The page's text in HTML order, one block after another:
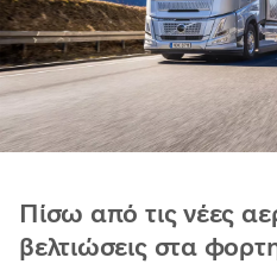
Πίσω από τις νέες
βελτιώσεις στα